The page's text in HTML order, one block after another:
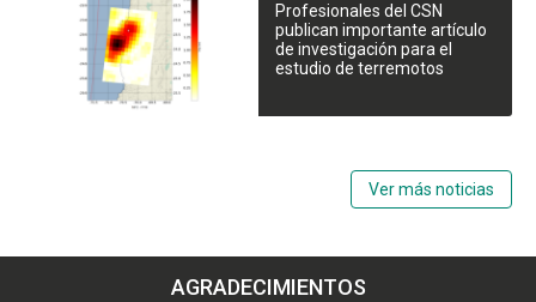
Profesionales del CSN
publican importante artículo
de investigación para el
estudio de terremotos
Ver más noticias
AGRADECIMIENTOS